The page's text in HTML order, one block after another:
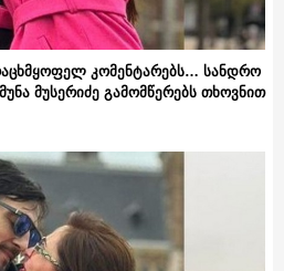
კომენტარებს… სანდრო
მუსერიძე გამომწერებს თხოვნით